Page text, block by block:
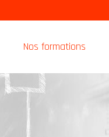
Nos formations